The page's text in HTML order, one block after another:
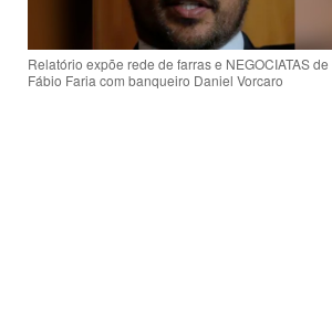
Relatório expõe rede de farras e NEGOCIATAS de
Fábio Faria com banqueiro Daniel Vorcaro